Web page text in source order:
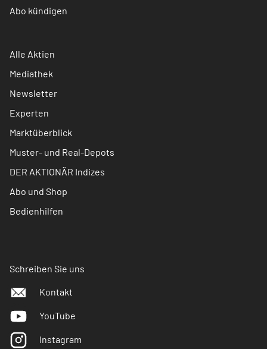
Abo kündigen
Alle Aktien
Mediathek
Newsletter
Experten
Marktüberblick
Muster- und Real-Depots
DER AKTIONÄR Indizes
Abo und Shop
Bedienhilfen
Schreiben Sie uns
Kontakt
YouTube
Instagram